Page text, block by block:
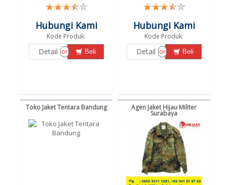
Hubungi Kami
Kode Produk:
Detail or Beli
Hubungi Kami
Kode Produk:
Detail or Beli
Toko Jaket Tentara Bandung Agen Jaket Hijau Militer
Surabaya